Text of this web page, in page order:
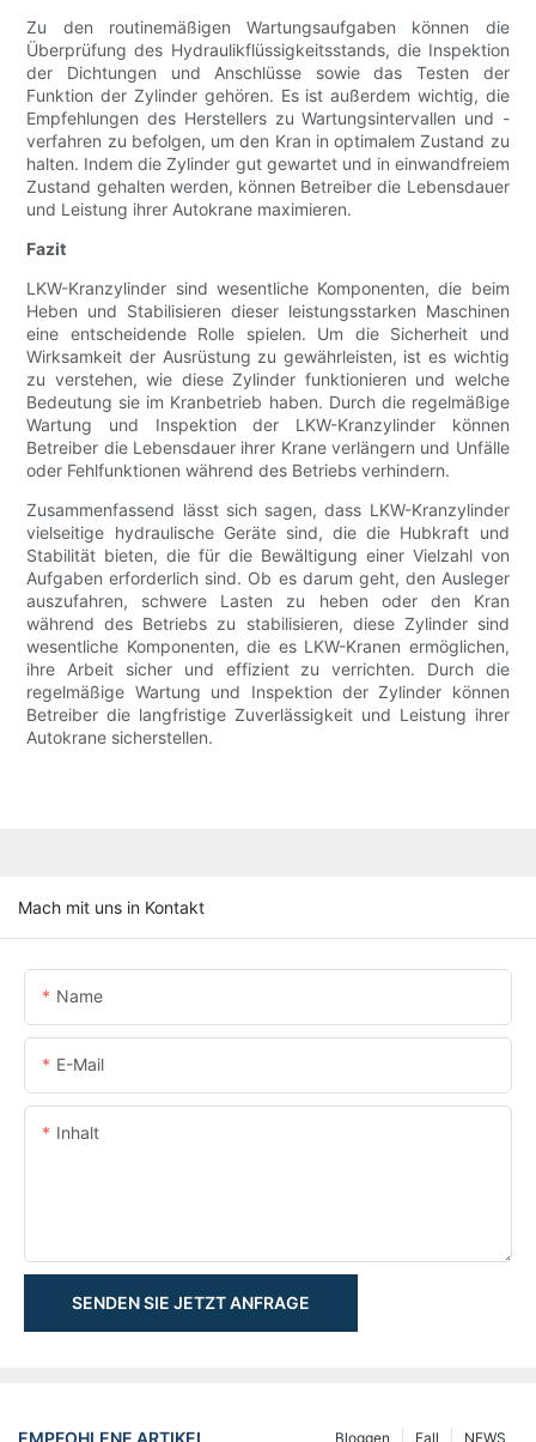
Zu den routinemäßigen Wartungsaufgaben können die
Überprüfung des Hydraulikflüssigkeitsstands, die Inspektion
der Dichtungen und Anschlüsse sowie das Testen der
Funktion der Zylinder gehören. Es ist außerdem wichtig, die
Empfehlungen des Herstellers zu Wartungsintervallen und -
verfahren zu befolgen, um den Kran in optimalem Zustand zu
halten. Indem die Zylinder gut gewartet und in einwandfreiem
Zustand gehalten werden, können Betreiber die Lebensdauer
und Leistung ihrer Autokrane maximieren.
Fazit
LKW-Kranzylinder sind wesentliche Komponenten, die beim
Heben und Stabilisieren dieser leistungsstarken Maschinen
eine entscheidende Rolle spielen. Um die Sicherheit und
Wirksamkeit der Ausrüstung zu gewährleisten, ist es wichtig
zu verstehen, wie diese Zylinder funktionieren und welche
Bedeutung sie im Kranbetrieb haben. Durch die regelmäßige
Wartung und Inspektion der LKW-Kranzylinder können
Betreiber die Lebensdauer ihrer Krane verlängern und Unfälle
oder Fehlfunktionen während des Betriebs verhindern.
Zusammenfassend lässt sich sagen, dass LKW-Kranzylinder
vielseitige hydraulische Geräte sind, die die Hubkraft und
Stabilität bieten, die für die Bewältigung einer Vielzahl von
Aufgaben erforderlich sind. Ob es darum geht, den Ausleger
auszufahren, schwere Lasten zu heben oder den Kran
während des Betriebs zu stabilisieren, diese Zylinder sind
wesentliche Komponenten, die es LKW-Kranen ermöglichen,
ihre Arbeit sicher und effizient zu verrichten. Durch die
regelmäßige Wartung und Inspektion der Zylinder können
Betreiber die langfristige Zuverlässigkeit und Leistung ihrer
Autokrane sicherstellen.
Mach mit uns in Kontakt
Name
E-Mail
Inhalt
SENDEN SIE JETZT ANFRAGE
NEWS
Fall
Bloggen